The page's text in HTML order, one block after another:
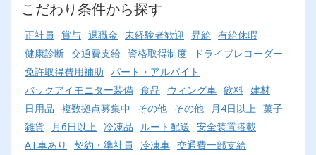
こだわり条件から探す
正社員 賞与 退職金 未経験者歓迎 昇給 有給休暇
健康診断 交通費支給 資格取得制度
ドライブレコーダー
免許取得費用補助 パート・アルバイト
バックアイモニター装備 食品 ウィング車 飲料 建材
日用品 複数拠点募集中 その他 その他 月4日以上 菓子
雑貨
月6日以上 冷凍品 ルート配送 安全装置搭載
AT車あり
契約・準社員 冷凍車 交通費一部支給